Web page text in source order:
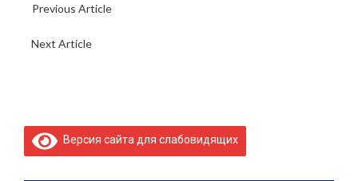
Previous ArticleЭкскурсия в музей 4-й воздушной армии
Next ArticleМероприятие посвященное 77-й годовщине
Версия сайта для слабовидящих